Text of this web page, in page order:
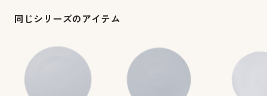
同じシリーズのアイテム